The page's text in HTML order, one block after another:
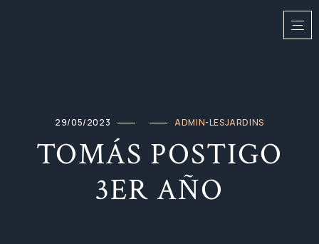
29/05/2023 ADMIN-LESJARDINS
TOMÁS POSTIGO
3ER AÑO